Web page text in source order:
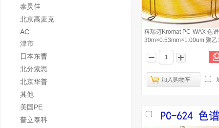
泰灵佳
北京高麦克
AC
津市
日本东曹
北分索思
北京华普
其他
美国PE
普立泰科
科瑞迈Kromat PC-WAX 色
30m×0.53mm×1.00um 聚乙
加入购物车